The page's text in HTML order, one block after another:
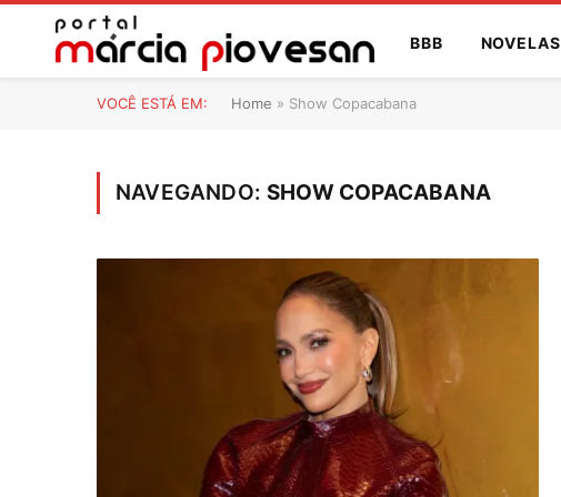
BBB NOVELAS
VOCÊ ESTÁ EM: Home » Show Copacabana
NAVEGANDO: SHOW COPACABANA